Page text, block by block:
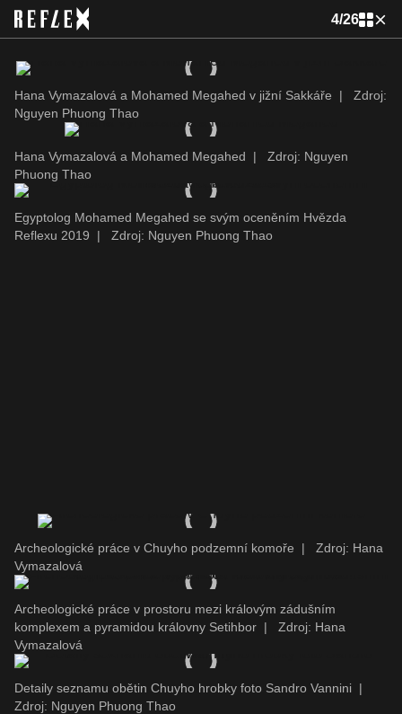
4/26
Hana Vymazalová a Mohamed Megahed v jižní Sakkáře |
Zdroj:
Nguyen Phuong Thao
Hana Vymazalová a Mohamed Megahed |
Zdroj: Nguyen
Phuong Thao
Egyptolog Mohamed Megahed se svým oceněním Hvězda
Reflexu 2019
| Zdroj: Nguyen Phuong Thao
Archeologické práce v Chuyho podzemní komoře |
Zdroj: Hana
Vymazalová
Archeologické práce v prostoru mezi královým zádušním
komplexem a pyramidou královny Setihbor |
Zdroj: Hana
Vymazalová
Detaily seznamu obětin Chuyho hrobky foto Sandro Vannini |
Zdroj: Nguyen Phuong Thao